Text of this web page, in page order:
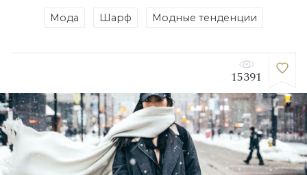
Мода Шарф Модные тенденции
15391